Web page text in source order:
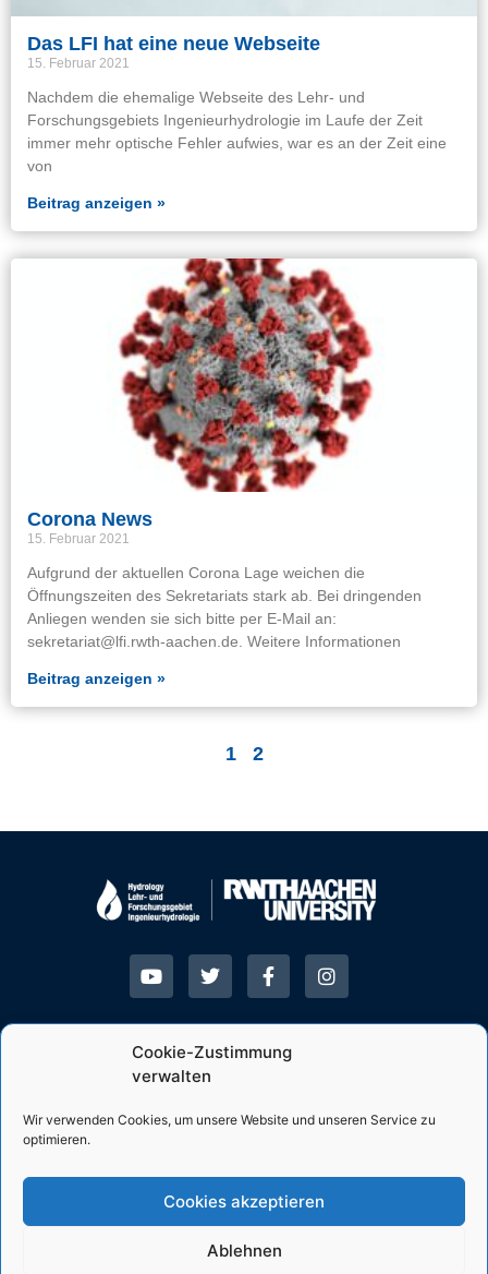
Cookie-Zustimmung
verwalten
Wir verwenden Cookies, um unsere Website und unseren Service zu
optimieren.
Cookies akzeptieren
Ablehnen
Das LFI hat eine neue Webseite
15. Februar 2021
Nachdem die ehemalige Webseite des Lehr- und
Forschungsgebiets Ingenieurhydrologie im Laufe der Zeit
immer mehr optische Fehler aufwies, war es an der Zeit eine
von
Beitrag anzeigen »
Corona News
15. Februar 2021
Aufgrund der aktuellen Corona Lage weichen die
Öffnungszeiten des Sekretariats stark ab. Bei dringenden
Anliegen wenden sie sich bitte per E-Mail an:
sekretariat@lfi.rwth-aachen.de. Weitere Informationen
Beitrag anzeigen »
1 2
Allgemein
Unesco
Datenschutz
News